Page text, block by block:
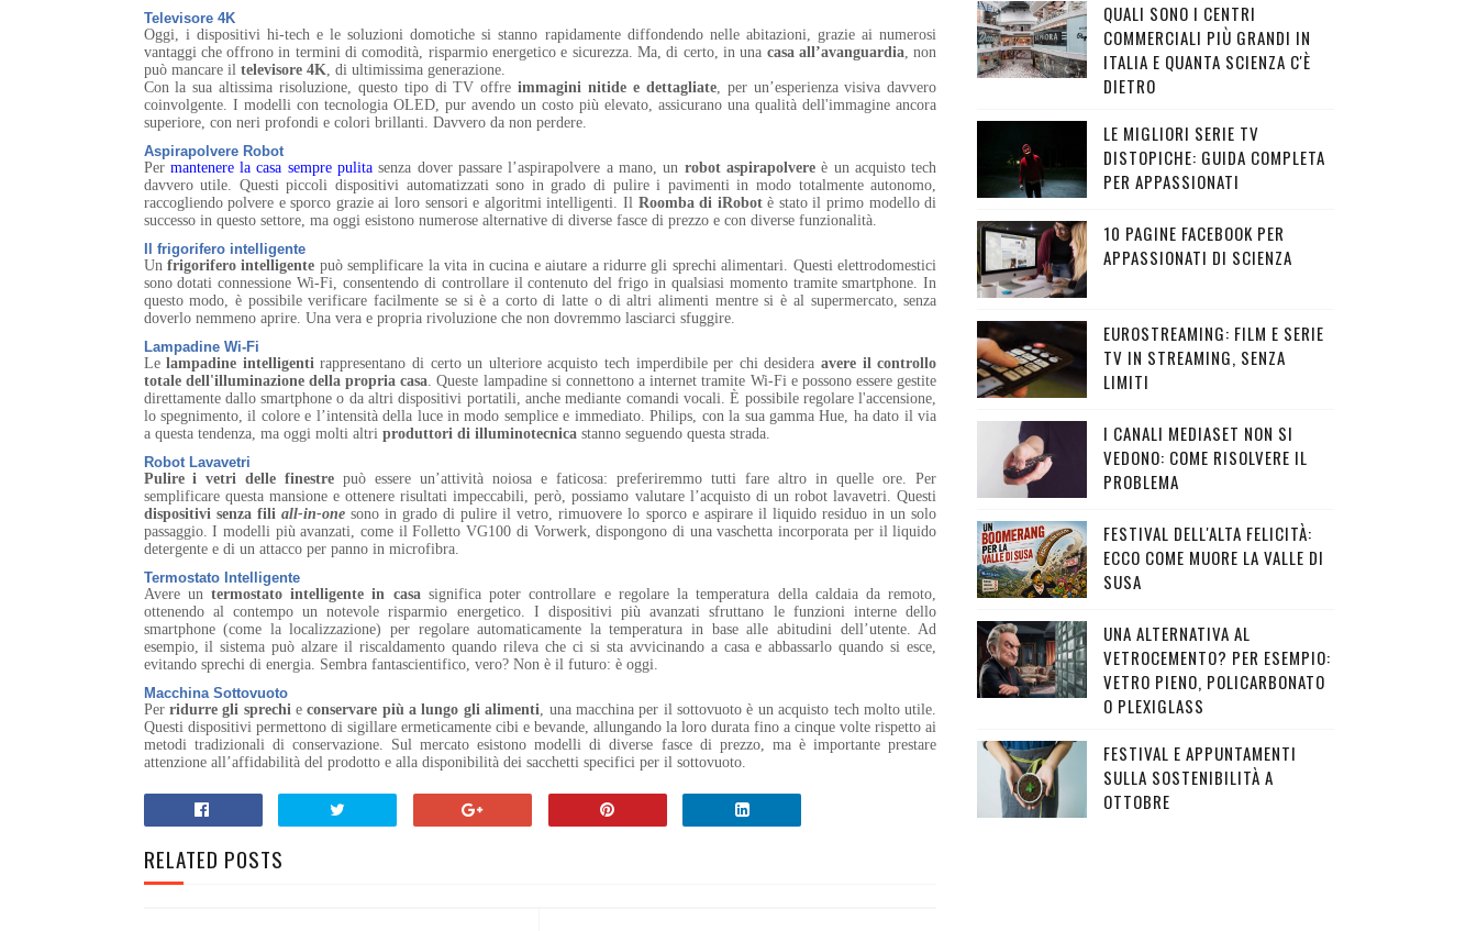
Televisore 4K
Oggi, i dispositivi hi-tech e le soluzioni domotiche si stanno rapidamente diffondendo nelle abitazioni, grazie ai numerosi
vantaggi che offrono in termini di comodità, risparmio energetico e sicurezza. Ma, di certo, in una casa all’avanguardia, non
può mancare il televisore 4K, di ultimissima generazione.
Con la sua altissima risoluzione, questo tipo di TV offreimmagini nitide e dettagliate, per un’esperienza visiva davvero
coinvolgente. I modelli con tecnologia OLED, pur avendo un costo più elevato, assicurano una qualità dell'immagine ancora
superiore, con neri profondi e colori brillanti. Davvero da non perdere.
Aspirapolvere Robot
Per mantenere la casa sempre pulita senza dover passare l’aspirapolvere a mano, un robot aspirapolvereè un acquisto tech
davvero utile. Questi piccoli dispositivi automatizzati sono in grado di pulire i pavimenti in modo totalmente autonomo,
raccogliendo polvere e sporco grazie ai loro sensori e algoritmi intelligenti. Il Roomba di iRobotè stato il primo modello di
successo in questo settore, ma oggi esistono numerose alternative di diverse fasce di prezzo e con diverse funzionalità.
Il frigorifero intelligente
Un frigorifero intelligente può semplificare la vita in cucina e aiutare a ridurre gli sprechi alimentari. Questi elettrodomestici
sono dotati connessione Wi-Fi, consentendo di controllare il contenuto del frigo in qualsiasi momento tramite smartphone. In
questo modo, è possibile verificare facilmente se si è a corto di latte o di altri alimenti mentre si è al supermercato, senza
doverlo nemmeno aprire. Una vera e propria rivoluzione che non dovremmo lasciarci sfuggire.
Lampadine Wi-Fi
Lelampadine intelligentirappresentano di certo un ulteriore acquisto tech imperdibile per chi desideraavere il controllo
totale dell'illuminazione della propria casa. Queste lampadine si connettono a internet tramite Wi-Fi e possono essere gestite
direttamente dallo smartphone o da altri dispositivi portatili, anche mediante comandi vocali. È possibile regolare l'accensione,
lo spegnimento, il colore e l’intensità della luce in modo semplice e immediato. Philips, con la sua gamma Hue, ha dato il via
a questa tendenza, ma oggi molti altri produttori di illuminotecnicastanno seguendo questa strada.
Robot Lavavetri
Pulire i vetri delle finestre può essere un’attività noiosa e faticosa: preferiremmo tutti fare altro in quelle ore. Per
semplificare questa mansione e ottenere risultati impeccabili, però, possiamo valutare l’acquisto di un robot lavavetri. Questi
dispositivi senza fili all-in-onesono in grado di pulire il vetro, rimuovere lo sporco e aspirare il liquido residuo in un solo
passaggio. I modelli più avanzati, come il Folletto VG100 di Vorwerk, dispongono di una vaschetta incorporata per il liquido
detergente e di un attacco per panno in microfibra.
Termostato Intelligente
Avere un termostato intelligente in casasignifica poter controllare e regolare la temperatura della caldaia da remoto,
ottenendo al contempo un notevole risparmio energetico. I dispositivi più avanzati sfruttano le funzioni interne dello
smartphone (come la localizzazione) per regolare automaticamente la temperatura in base alle abitudini dell’utente. Ad
esempio, il sistema può alzare il riscaldamento quando rileva che ci si sta avvicinando a casa e abbassarlo quando si esce,
evitando sprechi di energia. Sembra fantascientifico, vero? Non è il futuro: è oggi.
Macchina Sottovuoto
Per ridurre gli sprechieconservare più a lungo gli alimenti, una macchina per il sottovuoto è un acquisto tech molto utile.
Questi dispositivi permettono di sigillare ermeticamente cibi e bevande, allungando la loro durata fino a cinque volte rispetto ai
metodi tradizionali di conservazione. Sul mercato esistono modelli di diverse fasce di prezzo, ma è importante prestare
attenzione all’affidabilità del prodotto e alla disponibilità dei sacchetti specifici per il sottovuoto.
RELATED POSTS
QUALI SONO I CENTRI
COMMERCIALI PIÙ GRANDI IN
ITALIA E QUANTA SCIENZA C'È
DIETRO
LE MIGLIORI SERIE TV
DISTOPICHE: GUIDA COMPLETA
PER APPASSIONATI
10 PAGINE FACEBOOK PER
APPASSIONATI DI SCIENZA
EUROSTREAMING: FILM E SERIE
TV IN STREAMING, SENZA
LIMITI
I CANALI MEDIASET NON SI
VEDONO: COME RISOLVERE IL
PROBLEMA
FESTIVAL DELL'ALTA FELICITÀ:
ECCO COME MUORE LA VALLE DI
SUSA
UNA ALTERNATIVA AL
VETROCEMENTO? PER ESEMPIO:
VETRO PIENO, POLICARBONATO
O PLEXIGLASS
FESTIVAL E APPUNTAMENTI
SULLA SOSTENIBILITÀ A
OTTOBRE